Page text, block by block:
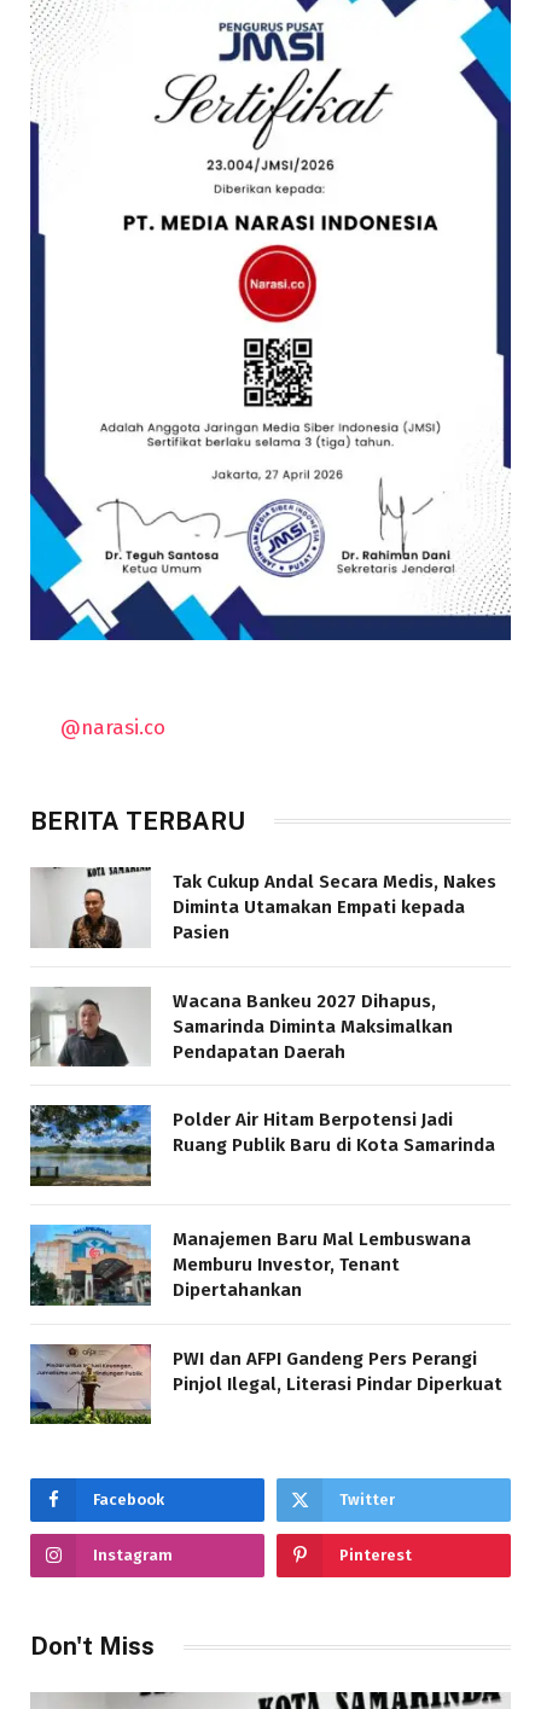
@narasi.co
BERITA TERBARU
Tak Cukup Andal Secara Medis, Nakes
Diminta Utamakan Empati kepada
Pasien
Wacana Bankeu 2027 Dihapus,
Samarinda Diminta Maksimalkan
Pendapatan Daerah
Polder Air Hitam Berpotensi Jadi
Ruang Publik Baru di Kota Samarinda
Manajemen Baru Mal Lembuswana
Memburu Investor, Tenant
Dipertahankan
PWI dan AFPI Gandeng Pers Perangi
Pinjol Ilegal, Literasi Pindar Diperkuat
Facebook Twitter
Instagram Pinterest
Don't Miss